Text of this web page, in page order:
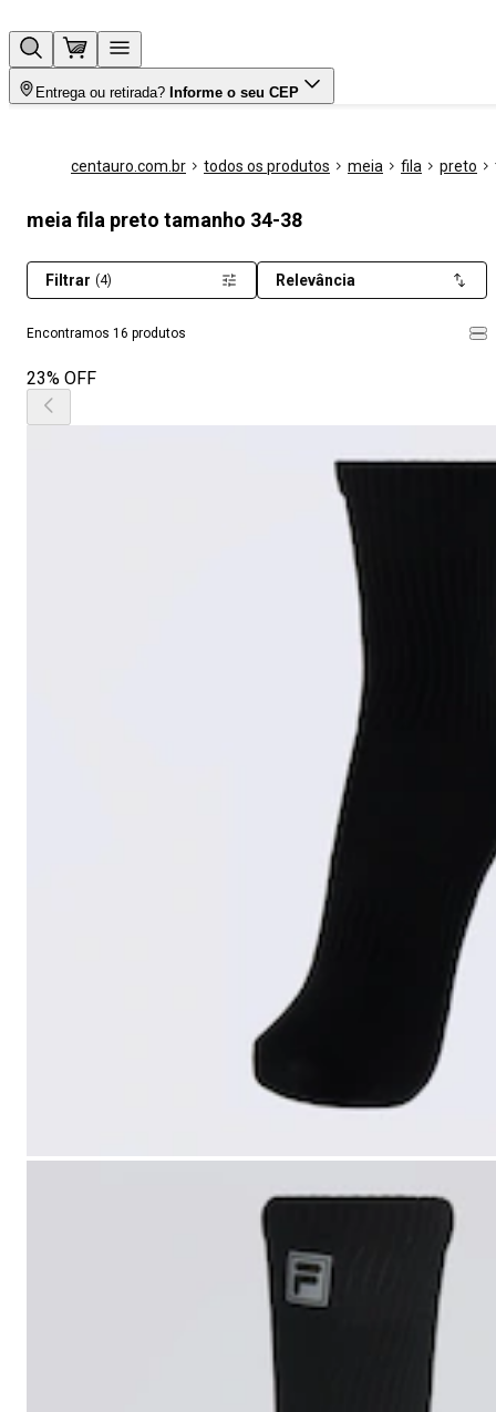
Entrega ou retirada? Informe o seu CEP
centauro.com.br todos os produtos meia fila preto
meia fila preto tamanho 34-38
Encontramos 16 produtos
Filtrar (4) Relevância
23% OFF